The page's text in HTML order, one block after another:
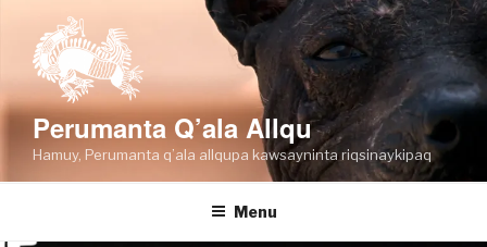
content
Perumanta Q’ala Allqu
Hamuy, Perumanta q’ala allqupa kawsayninta riqsinaykipaq
Menu